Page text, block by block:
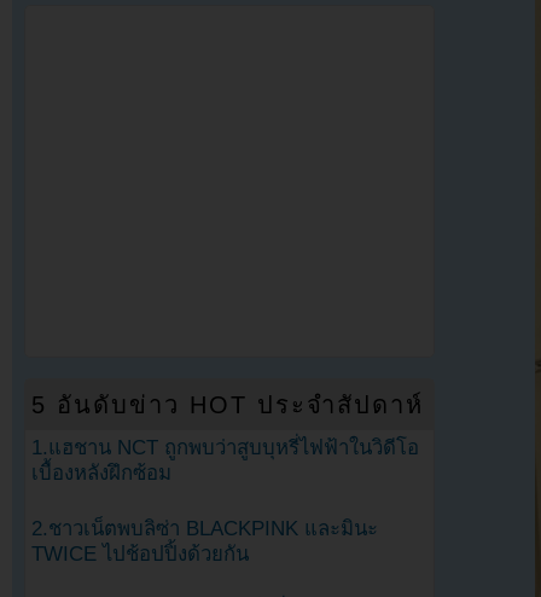
5 อันดับข่าว HOT ประจำสัปดาห์
1.แฮชาน NCT ถูกพบว่าสูบบุหรี่ไฟฟ้าในวิดีโอ
เบื้องหลังฝึกซ้อม
2.ชาวเน็ตพบลิซ่า BLACKPINK และมินะ
TWICE ไปช้อปปิ้งด้วยกัน